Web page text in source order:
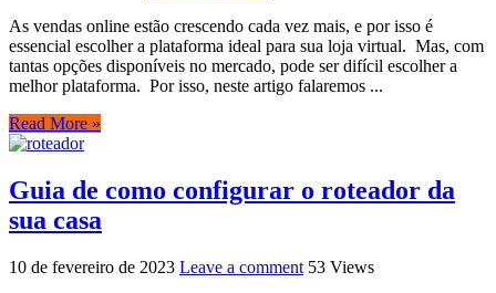
As vendas online estão crescendo cada vez mais, e por isso é
essencial escolher a plataforma ideal para sua loja virtual. Mas, com
tantas opções disponíveis no mercado, pode ser difícil escolher a
melhor plataforma. Por isso, neste artigo falaremos ...
Read More »
Guia de como configurar o roteador da
sua casa
10 de fevereiro de 2023 Leave a comment 53 Views